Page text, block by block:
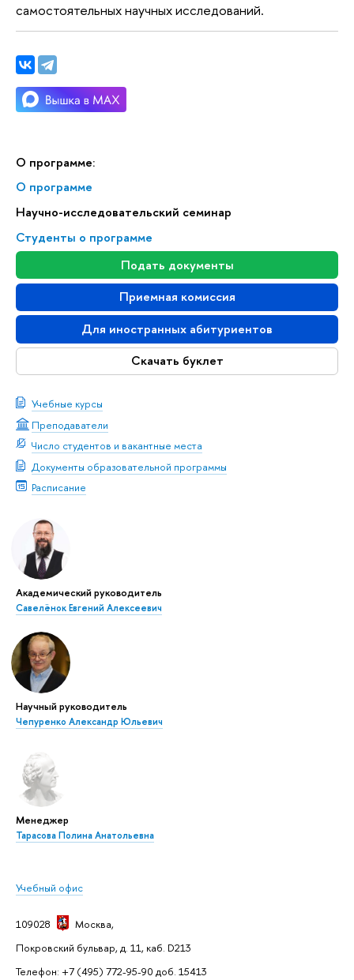
О программе:
О программе
Научно-исследовательский семинар
Студенты о программе
Подать документы
Приемная комиссия
Для иностранных абитуриентов
Скачать буклет
Учебные курсы
Преподаватели
Число студентов и вакантные места
Документы образовательной программы
Расписание
Академический руководитель
Савелёнок Евгений Алексеевич
Научный руководитель
Чепуренко Александр Юльевич
Менеджер
Тарасова Полина Анатольевна
Учебный офис
109028 Москва,
Покровский бульвар, д. 11, каб. D213
Телефон: +7 (495) 772-95-90 доб. 15413
самостоятельных научных исследований.